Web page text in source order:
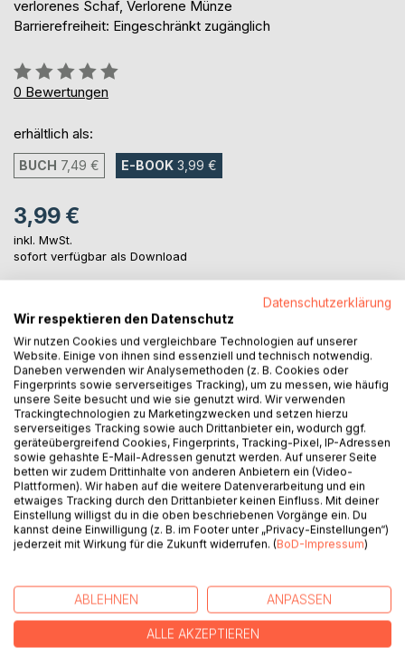
verlorenes Schaf, Verlorene Münze
Barrierefreiheit: Eingeschränkt zugänglich
Bewertung::
0%
0 Bewertungen
erhältlich als:
BUCH 7,49 € E-BOOK 3,99 €
3,99 €
inkl. MwSt.
sofort verfügbar als Download
IN DEN WARENKORB
Auf die Merkliste
Titel bewerten
BESCHREIBUNG
Gedanken und Assoziationen vor, die ihm beim Betrachten
der bekannten Gleichnisse vom verlorenen Schaf, der
verlorenen Münze und des verlorenen Sohnes gekommen
Datenschutzerklärung
Wir respektieren den Datenschutz
Wir nutzen Cookies und vergleichbare Technologien auf unserer
Website. Einige von ihnen sind essenziell und technisch notwendig.
Daneben verwenden wir Analysemethoden (z. B. Cookies oder
Fingerprints sowie serverseitiges Tracking), um zu messen, wie häufig
unsere Seite besucht und wie sie genutzt wird. Wir verwenden
Trackingtechnologien zu Marketingzwecken und setzen hierzu
serverseitiges Tracking sowie auch Drittanbieter ein, wodurch ggf.
geräteübergreifend Cookies, Fingerprints, Tracking-Pixel, IP-Adressen
sowie gehashte E-Mail-Adressen genutzt werden. Auf unserer Seite
betten wir zudem Drittinhalte von anderen Anbietern ein (Video-
Plattformen). Wir haben auf die weitere Datenverarbeitung und ein
etwaiges Tracking durch den Drittanbieter keinen Einfluss. Mit deiner
Einstellung willigst du in die oben beschriebenen Vorgänge ein. Du
kannst deine Einwilligung (z. B. im Footer unter „Privacy-Einstellungen“)
jederzeit mit Wirkung für die Zukunft widerrufen. (BoD-Impressum)
ABLEHNEN ANPASSEN
ALLE AKZEPTIEREN